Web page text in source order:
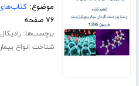
موضوع:
۷۶ صفحه
برچسب‌ها:
شناخت انواع